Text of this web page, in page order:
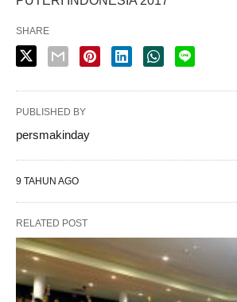
SHARE
PUBLISHED BY
persmakinday
9 TAHUN AGO
RELATED POST